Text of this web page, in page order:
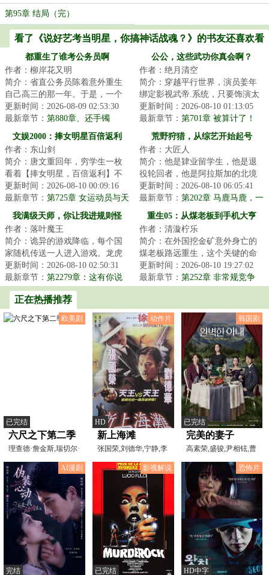
第95章 结局（完）
看了《说好艺考当明星，你搞神话战魂？》的书友还喜欢看
都重生了谁考公务员啊
作者：柳岸花又明
简介：省直公务员陈着意外重生
自己高三的那一年。于是，一个
木讷腼腆、和女生说话都会脸
红、只知道学习的...
更新时间：2026-08-09 02:53:30
最新章节： 第880章、还手镯
公公，这些武功你真会啊？
作者：绝月清空
简介：穿越平行世界，演员姜年
绑定影视武帝.系统，只要饰演太
监，就能获得所饰太监的全部功
夫。在一部不...
更新时间：2026-08-10 01:13:05
最新章节： 第701章 被算计了！
文娱2000：捧女明星百倍返利
作者：东山剑
简介：唐文重回年，穷学生一枚
看着【捧女明星，百倍返利】不
由陷入了沉思我兜里只有块毛拿
头捧女明星？这...
更新时间：2026-08-10 00:09:16
最新章节： 第725章 女运动员与天
赋惊人的女孩（求订阅）
荒野狩猎，从综艺开始起号
作者：大匠人
简介：他是肄业留学生，他是退
役轮回者，他是阿拉斯加的北境
牛仔，他更是一名初出茅庐的荒
野新人博主。故...
更新时间：2026-08-10 06:05:41
最新章节： 第202章 马鹿马鹿，一
叉封喉！
我满级天师，你让我进规则怪
谈？
作者：落叶魔王
简介：诡异的游戏降临，每个国
家随机传送一人进入游戏。龙虎
山修炼了两年的张阳青莫名其妙
进入了规则怪谈...
更新时间：2026-08-10 02:50:31
最新章节： 第2279章：这有你说
话的份吗？（求订阅，求月票）
重生05：从煤老板到手机大亨
作者：清漩柠乐
简介：在外国挖金矿意外身亡的
煤老板路远重生，这个关键的命
运选择节点。看着后世死伤惨重
的兄弟，路远带...
更新时间：2026-08-10 19:27:02
最新章节： 第252章 非常规竞争
正在热播推荐
欧美剧
已完结
六尺之下第二季
理查德·詹金斯,瑞切尔·
格里菲斯,弗莱迪·
动作片
HD
新上海滩
张国荣,刘德华,宁静,李
蕙敏,吴兴国,刘洵,黄
韩国剧
已完结
完美的妻子
高素荣,盛骏,尹相铉,曹
汝贞
AI漫剧
完结
影视解说
已完结
恐怖片
HD中字